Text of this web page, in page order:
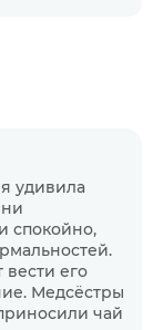
удивила
спокойно,
вести его
Медсёстры
чай